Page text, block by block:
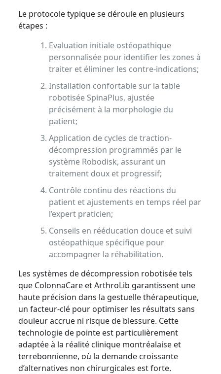
Le protocole typique se déroule en plusieurs
étapes :
Evaluation initiale ostéopathique
personnalisée pour identifier les zones à
traiter et éliminer les contre-indications;
Installation confortable sur la table
robotisée SpinaPlus, ajustée
précisément à la morphologie du
patient;
Application de cycles de traction-
décompression programmés par le
système Robodisk, assurant un
traitement doux et progressif;
Contrôle continu des réactions du
patient et ajustements en temps réel par
l’expert praticien;
Conseils en rééducation douce et suivi
ostéopathique spécifique pour
accompagner la réhabilitation.
Les systèmes de décompression robotisée tels
que ColonnaCare et ArthroLib garantissent une
haute précision dans la gestuelle thérapeutique,
un facteur-clé pour optimiser les résultats sans
douleur accrue ni risque de blessure. Cette
technologie de pointe est particulièrement
adaptée à la réalité clinique montréalaise et
terrebonnienne, où la demande croissante
d’alternatives non chirurgicales est forte.